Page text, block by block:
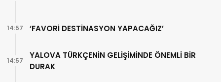
‘FAVORİ DESTİNASYON YAPACAĞIZ’
14:57
YALOVA TÜRKÇENİN GELİŞİMİNDE ÖNEMLİ BİR
DURAK
14:57